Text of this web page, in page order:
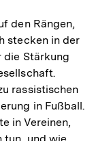
den Rängen,
stecken in der
die Stärkung
rassistischen
in Fußball.
in Vereinen,